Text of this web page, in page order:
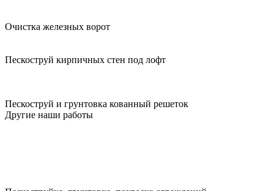
Очистка железных ворот
Пескоструй кирпичных стен под лофт
Пескоструй и грунтовка кованный решеток
Другие наши работы